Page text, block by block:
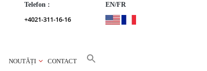
Telefon :
+4021-311-16-16
EN/FR
NOUTĂȚI CONTACT